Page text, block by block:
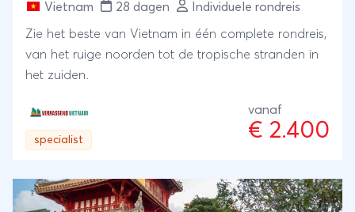
Vietnam 28 dagen Individuele rondreis
Zie het beste van Vietnam in één complete rondreis,
van het ruige noorden tot de tropische stranden in
het zuiden.
specialist
vanaf
€ 2.400